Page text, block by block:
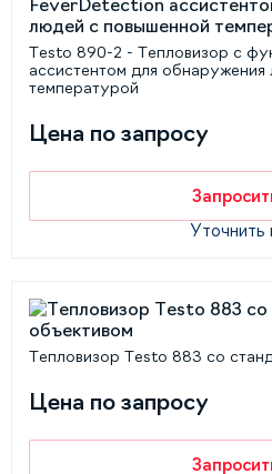
Testo 890-2 - Тепловизор с
ассистентом для
температурой
Цена по запросу
Уточнить
Тепловизор Testo 883 со
Цена по запросу